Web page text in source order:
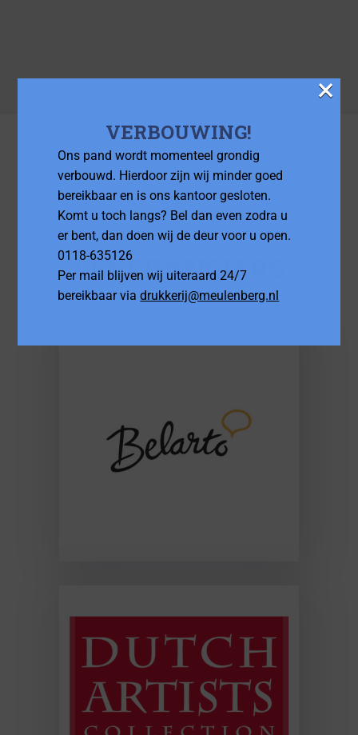
LEVERANCIERS
VERBOUWING!
Ons pand wordt momenteel grondig
verbouwd. Hierdoor zijn wij minder goed
bereikbaar en is ons kantoor gesloten.
Komt u toch langs? Bel dan even zodra u
er bent, dan doen wij de deur voor u open.
0118-635126
Per mail blijven wij uiteraard 24/7
bereikbaar viadrukkerij@meulenberg.nl
×